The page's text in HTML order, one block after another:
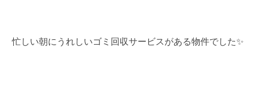
忙しい朝にうれしいゴミ回収サービスがある物件でした✨